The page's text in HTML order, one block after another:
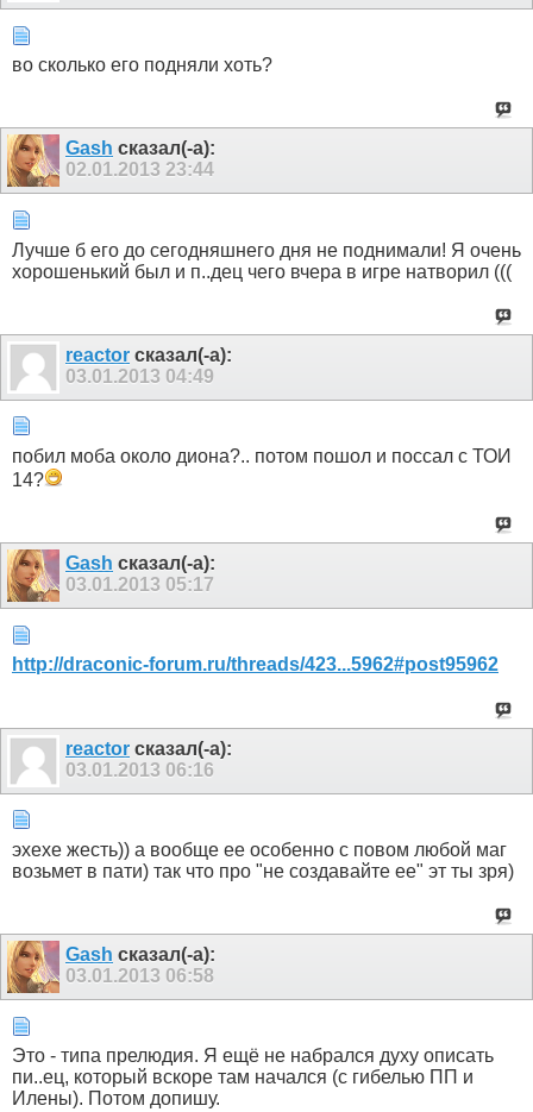
во сколько его подняли хоть?
Gash сказал(-а):
02.01.2013 23:44
Лучше б его до сегодняшнего дня не поднимали! Я очень
хорошенький был и п..дец чего вчера в игре натворил (((
reactor сказал(-а):
03.01.2013 04:49
побил моба около диона?.. потом пошол и поссал с ТОИ
14?
Gash сказал(-а):
03.01.2013 05:17
http://draconic-forum.ru/threads/423...5962#post95962
reactor сказал(-а):
03.01.2013 06:16
эхехе жесть)) а вообще ее особенно с повом любой маг
возьмет в пати) так что про "не создавайте ее" эт ты зря)
Gash сказал(-а):
03.01.2013 06:58
Это - типа прелюдия. Я ещё не набрался духу описать
пи..ец, который вскоре там начался (с гибелью ПП и
Илены). Потом допишу.